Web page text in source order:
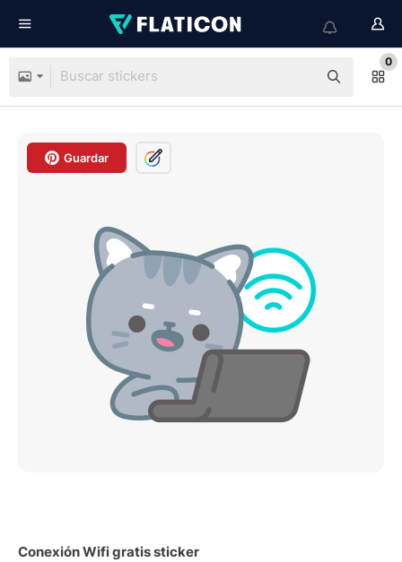
0
Guardar
Conexión Wifi gratis sticker